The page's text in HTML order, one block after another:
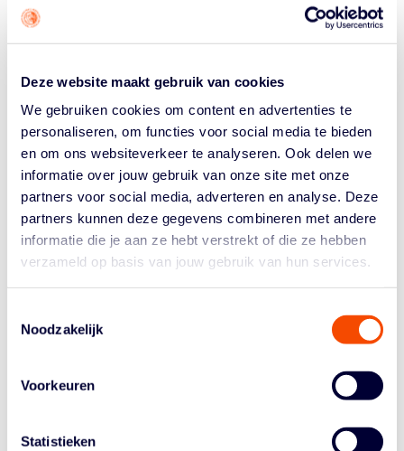
Deze website maakt gebruik van cookies
We gebruiken cookies om content en advertenties te
personaliseren, om functies voor social media te bieden
en om ons websiteverkeer te analyseren. Ook delen we
informatie over jouw gebruik van onze site met onze
partners voor social media, adverteren en analyse. Deze
partners kunnen deze gegevens combineren met andere
informatie die je aan ze hebt verstrekt of die ze hebben
verzameld op basis van jouw gebruik van hun services.
Noodzakelijk
Voorkeuren
Statistieken
(7-7) tegen het laaggeplaatste Iran. Vanaf dat moment
begint de aanval van de vrouwen beter te lopen en
van dichtbij. De Iraanse ploeg breekt en de Orange
Lions winnen uiteindelijk vrij eenvoudig.
ITALIË-NEDERLAND 16-11
Opnieuw beginnen beide teams weinig scorend aan de
wedstrijd, maar hierdoor ontlopen de ploegen elkaar
maar nauwelijks. Met nog vier minuten te gaan staat er
een 7-7 gelijke stand op het scorebord en staan beide
ploegen op zes teamfouten, dichterbij elkaar kan niet.
Dan zet de kleine Italiaanse sterspeler Raelin D’Alie aan
komt Italië door een vrije worp op een 12-9 voorsprong,
waarna opnieuw D’Alie van dichtbij weet te scoren. Met
in de wedstrijd brengen, maar geen van beiden worden
verzilverd. Dan deelt D’Alie de nekslag uit met opnieuw
Italië wint uiteindelijk door een
tweepunter in de buzzer van – wie anders – D’Alie met